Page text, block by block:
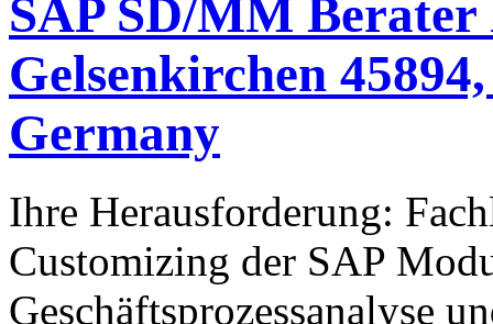
SAP SD/MM
Gelsenkirchen
Germany
Ihre Herausforderung:
Customizing der SAP
Geschäftsprozessanalyse